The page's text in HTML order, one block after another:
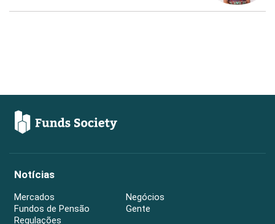
Notícias
Mercados
Negócios
Fundos de Pensão
Gente
Regulações